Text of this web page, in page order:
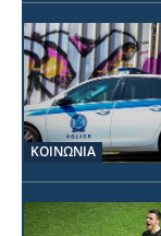
ΚΟΙΝΩΝΙΑ